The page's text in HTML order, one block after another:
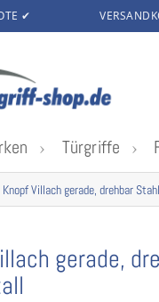
✔
Türgriffe
Knopf Villach gerade, drehbar
gerade,